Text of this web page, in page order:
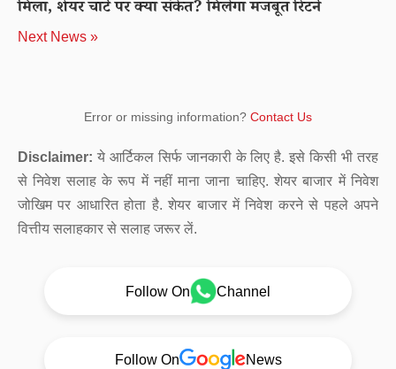
मिला, शेयर चार्ट पर क्या संकेत? मिलेगा मजबूत रिटर्न
Next News »
Error or missing information? Contact Us
Disclaimer: ये आर्टिकल सिर्फ जानकारी के लिए है. इसे किसी भी तरह
से निवेश सलाह के रूप में नहीं माना जाना चाहिए. शेयर बाजार में निवेश
जोखिम पर आधारित होता है. शेयर बाजार में निवेश करने से पहले अपने
वित्तीय सलाहकार से सलाह जरूर लें.
Follow On Channel
Follow On News